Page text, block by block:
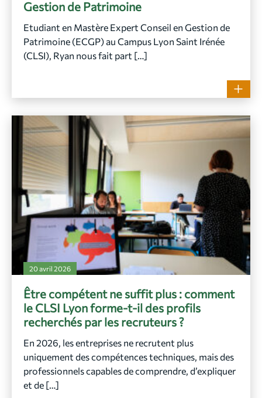
Gestion de Patrimoine
Etudiant en Mastère Expert Conseil en Gestion de
Patrimoine (ECGP) au Campus Lyon Saint Irénée
(CLSI), Ryan nous fait part […]
20 avril 2026
Être compétent ne suffit plus : comment
le CLSI Lyon forme-t-il des profils
recherchés par les recruteurs ?
En 2026, les entreprises ne recrutent plus
uniquement des compétences techniques, mais des
professionnels capables de comprendre, d’expliquer
et de […]